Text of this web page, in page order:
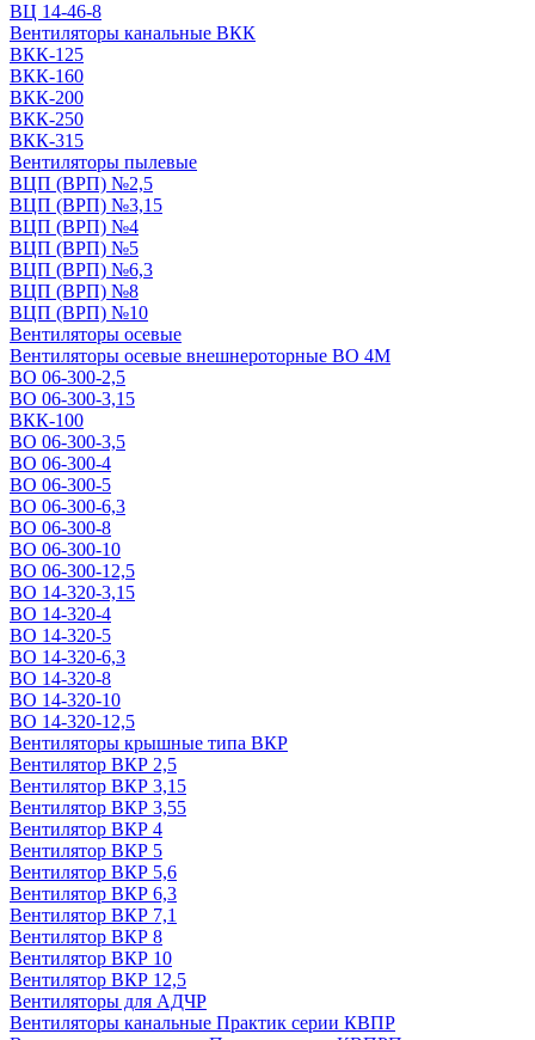
ВЦ 14-46-8
Вентиляторы канальные ВКК
ВКК-125
ВКК-160
ВКК-200
ВКК-250
ВКК-315
Вентиляторы пылевые
ВЦП (ВРП) №2,5
ВЦП (ВРП) №3,15
ВЦП (ВРП) №4
ВЦП (ВРП) №5
ВЦП (ВРП) №6,3
ВЦП (ВРП) №8
ВЦП (ВРП) №10
Вентиляторы осевые
Вентиляторы осевые внешнероторные ВО 4М
ВО 06-300-2,5
ВО 06-300-3,15
ВКК-100
ВО 06-300-3,5
ВО 06-300-4
ВО 06-300-5
ВО 06-300-6,3
ВО 06-300-8
ВО 06-300-10
ВО 06-300-12,5
ВО 14-320-3,15
ВО 14-320-4
ВО 14-320-5
ВО 14-320-6,3
ВО 14-320-8
ВО 14-320-10
ВО 14-320-12,5
Вентиляторы крышные типа ВКР
Вентилятор ВКР 2,5
Вентилятор ВКР 3,15
Вентилятор ВКР 3,55
Вентилятор ВКР 4
Вентилятор ВКР 5
Вентилятор ВКР 5,6
Вентилятор ВКР 6,3
Вентилятор ВКР 7,1
Вентилятор ВКР 8
Вентилятор ВКР 10
Вентилятор ВКР 12,5
Вентиляторы для АДЧР
Вентиляторы канальные Практик серии КВПР